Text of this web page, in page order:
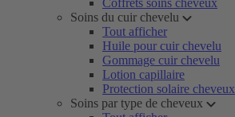
Coffrets soins cheveux
Soins du cuir chevelu
Tout afficher
Huile pour cuir chevelu
Gommage cuir chevelu
Lotion capillaire
Protection solaire cheveux
Soins par type de cheveux